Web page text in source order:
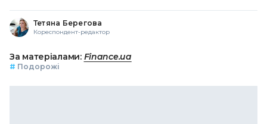
Тетяна Берегова
Кореспондент-редактор
За матеріалами: Finance.ua
# Подорожі